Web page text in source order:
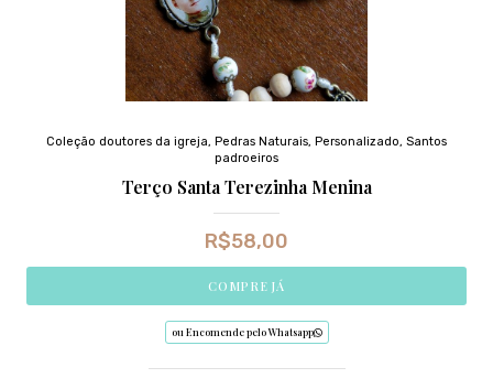
Coleção doutores da igreja, Pedras Naturais, Personalizado, Santos
padroeiros
Terço Santa Terezinha Menina
R$58,00
COMPRE JÁ
ou Encomende pelo Whatsapp